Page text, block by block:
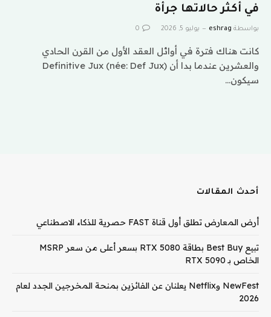
في أكثر حالاتها جرأة
بواسطة eshrag يوليو 5, 2026 0
كانت هناك فترة في أوائل العقد الأول من القرن الحادي
والعشرين عندما بدا أن Definitive Jux (née: Def Jux)
سيكون…
أحدث المقالات
أرض المعارض تطلق أول قناة FAST حصرية للذكاء الاصطناعي
تبيع Best Buy بطاقة RTX 5080 بسعر أعلى من سعر MSRP
الخاص بـ RTX 5090
NewFest وNetflix يعلنان عن الفائزين بمنحة المخرجين الجدد لعام
2026